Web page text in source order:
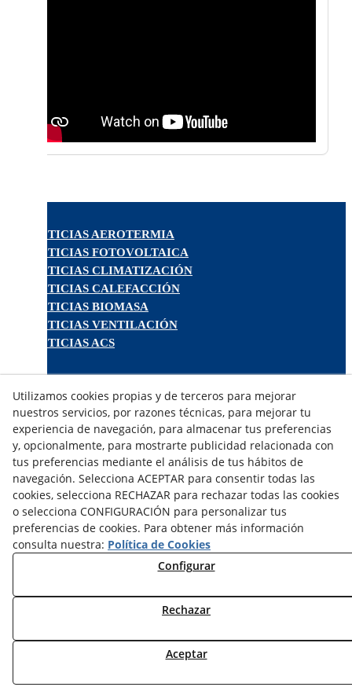
NOTICIAS AEROTERMIA
NOTICIAS FOTOVOLTAICA
NOTICIAS CLIMATIZACIÓN
NOTICIAS CALEFACCIÓN
NOTICIAS BIOMASA
NOTICIAS VENTILACIÓN
NOTICIAS ACS
NOVEDADES
MI CUENTA
CONTÁCTANOS
DEVOLUCIONES
TRABAJA CON NOSOTROS
¿QUIENES SOMOS?
POLÍTICA DE PRIVACIDAD
DERECHO DESISITIMIENTO
CONDICIONES COMPRA
ODR
Utilizamos cookies propias y de terceros para mejorar
nuestros servicios, por razones técnicas, para mejorar tu
experiencia de navegación, para almacenar tus preferencias
y, opcionalmente, para mostrarte publicidad relacionada con
tus preferencias mediante el análisis de tus hábitos de
navegación. Selecciona ACEPTAR para consentir todas las
cookies, selecciona RECHAZAR para rechazar todas las cookies
o selecciona CONFIGURACIÓN para personalizar tus
preferencias de cookies. Para obtener más información
consulta nuestra: Política de Cookies
Configurar
Rechazar
Aceptar